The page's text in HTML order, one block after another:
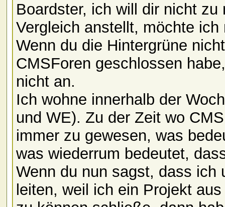
Boardster, ich will dir nicht
Vergleich anstellt, möchte
Wenn du die Hintergrüne
CMSForen geschlossen
nicht an.
Ich wohne innerhalb der
und WE). Zu der Zeit wo
immer zu gewesen, was
was wiederrum bedeutet,
Wenn du nun sagst, dass ich
leiten, weil ich ein Projekt